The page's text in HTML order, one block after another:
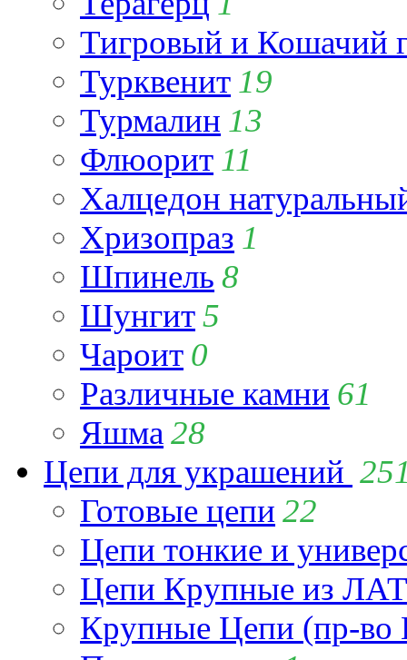
Тигровый и Кошачий
Турквенит 19
Турмалин 13
Флюорит 11
Халцедон
Хризопраз 1
Шпинель 8
Шунгит5
Чароит 0
Различные камни 61
Яшма 28
Цепи для украшений
Готовые цепи 22
Цепи тонкие и
Цепи Крупные из
Крупные Цепи (пр-во